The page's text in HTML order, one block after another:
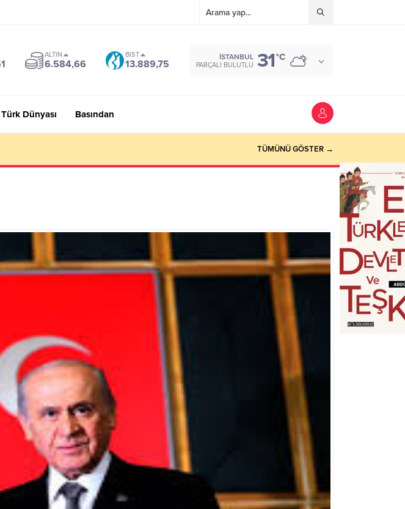
ALTIN
6.584,66
BIST
13.889,75
İSTANBUL
PARÇALI BULUTLU 31°C
Türk Dünyası Basından
TÜMÜNÜ GÖSTER →